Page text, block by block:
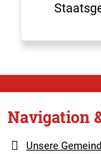
Navigation
Unsere